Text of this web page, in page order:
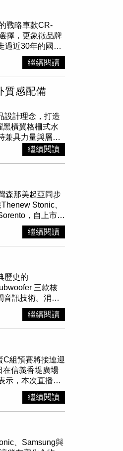
進車室，最有
親膚觸感與縫
木飾板，以及
，也讓置物與操
讓科技感與質感
加上獨有的10.8
搭配Zero Layer
Sound System，
，長途
舒適與豪華感明
力
Turbo可變壓縮
擎源自GT-R血
水，中段再加速
篤定。(圖／
，過彎支撐與路
360度環景畫
，核子潛艦級思
維持輔助，以及
度環景影
境下的防護能
同級距少見的被
身形注入速度
數位儀表、中控
）加入通風座
甜蜜點；極粋
頂行李架一次
屬飾條與雙色
備與安全防護的
力與底盤表現，
無疑是全車系最
控自此更加從
戰略車款CR-
擇，更象徵品牌
過近30年的國民
萬輛，在台灣更
點，正是首度
款外觀並未做
9吋多媒體觸
新車並沒有刻意
當高的辨識
後視鏡外蓋、黑
實的設計風格，
全面導入Honda
，大幅提升日常
相當便利，也
抬頭顯示
美進口豪華
10.2吋全數位儀
MVCS環景影像
，也讓CR-V的
軸距帶來寬敞的
維持優異水準，
遊都展現相當高
，帶來寬敞的
耀徵攝）真正的
電動馬達與E-
引擎驅動，
同車速與負載需
，也少了渦輪引
雙電動馬達，最
圖／黃耀徵攝）
自然，而且車
供充裕的加速
一切交由系統自
V另一項最有感
噪等細節全面改
獲得有效抑制，
盤依舊維持
夠支撐性，不會
速巡航則維持
。底盤依舊維持
改款CR-V針對車
繼續閱讀
感配備
設計理念，打造
橫翼格柵式水
兼具力量與層次
粋金飾條，除大
，「所有講究，
版本次攻頂升
全與車用娛樂實
一步升級駕乘舒
頂級音響系
TRAIL共計有三
版另可以2.5萬元
次昇華。豪華內
為競爭激烈的
新設計內外質感
精緻移動體驗
自細節」品牌
，詮釋「所有講
年WardsAuto
能表現(註3)；
穩健從容的車身
音主機與10.8
體與ProPILOT
車體，並於車
護；主動安全方
輛動態穩定控制
AEB後方緊急
人訂製皮革，
音，搭配專屬調
一步提升乘坐
市，以全新產
消費者蒞臨全國
繼續閱讀
森那美起亞同步
Stonic、
，自上市以
費者支持，Kia總
Trendy2WD油
年式The new
，新增Trendy
Thenew
科技質感」三
綜效動力輸出為
車型，提供
及加熱座椅、方
® 環繞音響系
。（圖片提供
電智慧旗艦
器的Tiger
配後尾翼附第三
包覆多功能方向
式電容真皮包覆
new Sorento以超
統)、12.3吋全
Auto™，兼
提供專屬
前座一鍵放鬆模
器(10吋)、指紋
繼續閱讀
歷史的
三款核
音訊技術。消費
逐步升級至最高
驅動單體、兩個
即使非 Atmos
原始音訊表現
有渾厚且純淨
，已從單純觀看
院市場持續成
。」（圖片提供
，更代表BOSE
享有接近劇院等
繼續閱讀
C組預賽將接連迎
在信義香堤廣場
示，本次直播派
場基地；針對3
潮流與北區藝文
量擴散至整座城
。體育局指
市長安國中棒球
將親臨現場，帶
繼續閱讀
、Samsung與